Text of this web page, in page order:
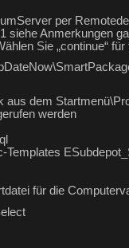
per
siehe Anmerkungen
Sie „continue“
aus dem
werden
Templates
für die